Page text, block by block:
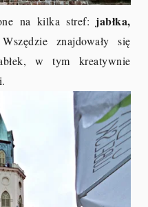
na kilka stref: jabłka,
znajdowały się
w tym kreatywnie